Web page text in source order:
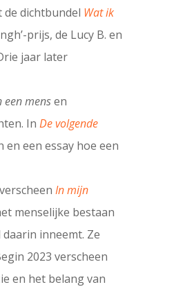
de dichtbundel Wat ik
prijs, de Lucy B. en
jaar later
een mensen
InDe volgende
een essay hoe een
In mijn
menselijke bestaan
inneemt. Ze
2023 verscheen
en het belang van